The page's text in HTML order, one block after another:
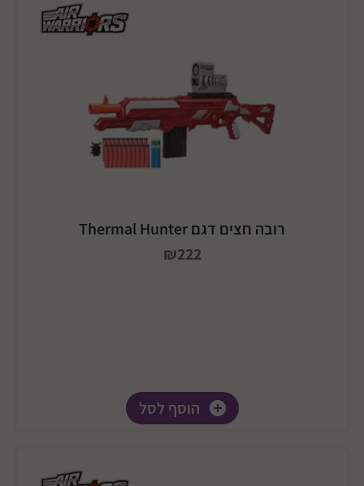
רובה חצים דגם Thermal Hunter
₪222
הוסף לסל